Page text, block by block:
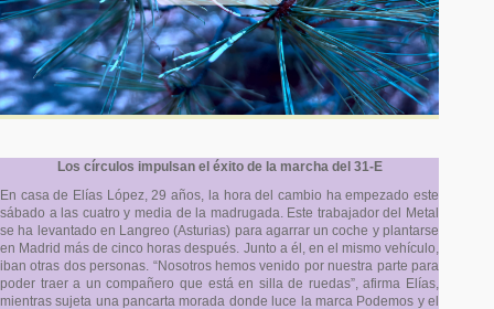
Los círculos impulsan el éxito de la marcha del 31-E
En casa de Elías López, 29 años, la hora del cambio ha empezado este
sábado a las cuatro y media de la madrugada. Este trabajador del Metal
se ha levantado en Langreo (Asturias) para agarrar un coche y plantarse
en Madrid más de cinco horas después. Junto a él, en el mismo vehículo,
iban otras dos personas. “Nosotros hemos venido por nuestra parte para
poder traer a un compañero que está en silla de ruedas”, afirma Elías,
mientras sujeta una pancarta morada donde luce la marca Podemos y el